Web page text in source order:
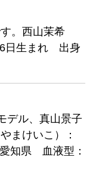
。西山茉希
日生まれ 出身
デル、真山景子
まけいこ）：
知県 血液型：